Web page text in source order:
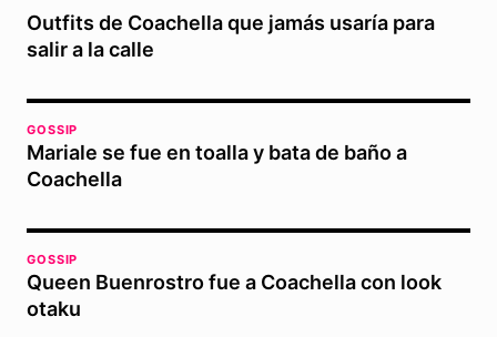
Outfits de Coachella que jamás usaría para
salir a la calle
GOSSIP
Mariale se fue en toalla y bata de baño a
Coachella
GOSSIP
Queen Buenrostro fue a Coachella con look
otaku